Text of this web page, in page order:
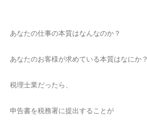
あなたの仕事の本質はなんなのか？
あなたのお客様が求めている本質はなにか？
税理士業だったら、
申告書を税務署に提出することが